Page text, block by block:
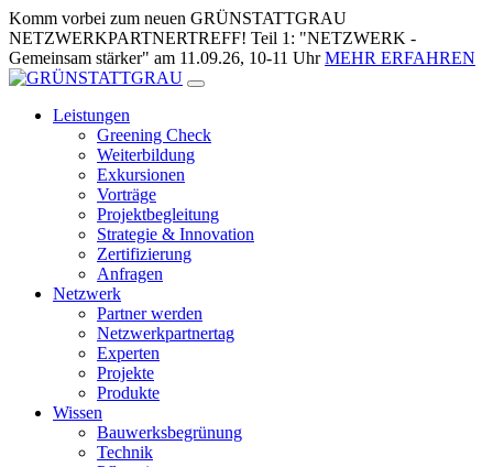
Zum
Inhalt
springen
Komm vorbei zum neuen GRÜNSTATTGRAU
NETZWERKPARTNERTREFF! Teil 1: "NETZWERK -
Gemeinsam stärker" am 11.09.26, 10-11 UhrMEHR ERFAHREN
Leistungen
Greening Check
Weiterbildung
Exkursionen
Vorträge
Projektbegleitung
Strategie & Innovation
Zertifizierung
Anfragen
Netzwerk
Partner werden
Netzwerkpartnertag
Experten
Projekte
Produkte
Wissen
Bauwerksbegrünung
Technik